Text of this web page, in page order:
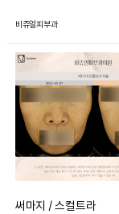
비쥬얼피부과
써마지 / 스컬트라